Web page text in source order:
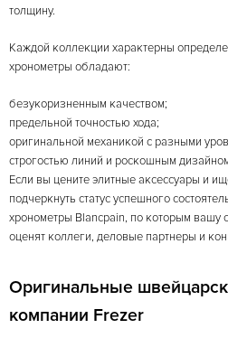
толщину.
Каждой коллекции характерны
хронометры обладают:
безукоризненным качеством;
предельной точностью хода;
оригинальной механикой с разными
строгостью линий и роскошным
Если вы цените элитные аксессуары и
подчеркнуть статус успешного
хронометры Blancpain, по которым вашу
оценят коллеги, деловые партнеры и
Оригинальные
компании Frezer